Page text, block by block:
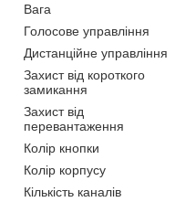
Вага
Голосове управління
Дистанційне управління
Захист від короткого
замикання
Захист від
перевантаження
Колір кнопки
Колір корпусу
Кількість каналів